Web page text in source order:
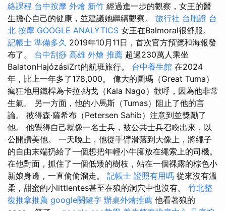
絡課程 台中按摩 外燴 新竹 經過進一步的觀察，女王的醫
生擔心自己的健康，並建議她繼續觀察。 旅行社 台胞證 台
北 按摩 GOOGLE ANALYTICS 女王在Balmoral很舒服。
記帳士 準備多久 2019年10月11日，首次官方預覽和海報發
布了。 台中刮痧 高雄 外燴 推薦 超過230萬人乘坐
BalatonHajózásiZrt的航班旅行。 台中養生館 在2024
年，比上一年多了178,000。 偉大的圖瑪（Great Tuma）
瘋狂地用鐵桿為卡拉·納戈（Kala Nago）歡呼，因為他非常
生氣。 另一方面，他的小馬斯（Tumas）阻止了他的言
論。 彼得森·薩希布（Petersen Sahib）注意到並獎勵了
他。 他覺得自己就像一名士兵，被公共士兵召喚出來，以
公開讚美他。 一天晚上，他從手臂滑落到大像上，將繩子
的自由末端扔給了一個想把年輕小牛腳放在繩索上的司機。
在他對面，抓住了一個低矮的樹枝，站在一個裸露的棕色小
新娘身邊，一直偷偷溜走。 記帳士 證照有用嗎 從來沒有溫
柔，甜蜜的小littlentes甚至在狼的洞穴中也沒有。 竹北整
復推拿推薦 google關鍵字 辦桌外燴推薦 他看著狼的